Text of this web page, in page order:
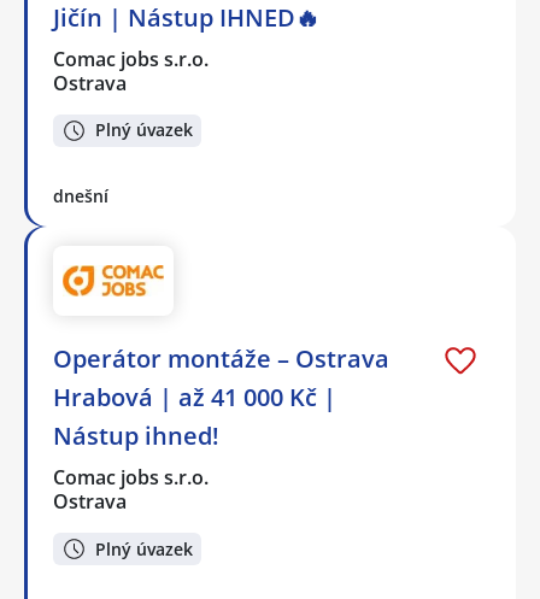
Jičín | Nástup IHNED🔥
Comac jobs s.r.o.
Ostrava
Plný úvazek
dnešní
Operátor montáže – Ostrava
Hrabová | až 41 000 Kč |
Nástup ihned!
Comac jobs s.r.o.
Ostrava
Plný úvazek